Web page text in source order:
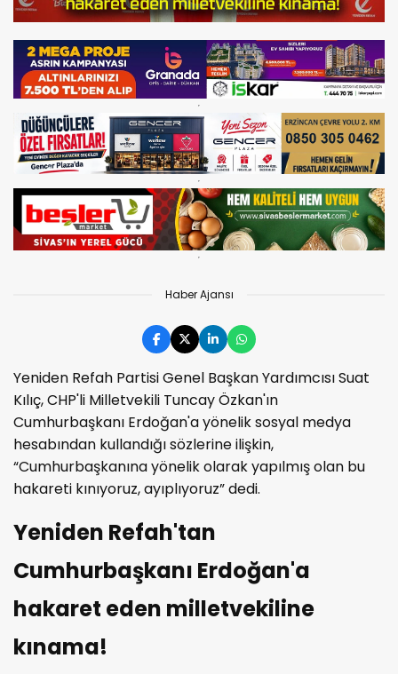
Haber Ajansı
Yeniden Refah Partisi Genel Başkan Yardımcısı Suat
Kılıç, CHP'li Milletvekili Tuncay Özkan'ın
Cumhurbaşkanı Erdoğan'a yönelik sosyal medya
hesabından kullandığı sözlerine ilişkin,
“Cumhurbaşkanına yönelik olarak yapılmış olan bu
hakareti kınıyoruz, ayıplıyoruz” dedi.
Yeniden Refah'tan
Cumhurbaşkanı Erdoğan'a
hakaret eden milletvekiline
kınama!